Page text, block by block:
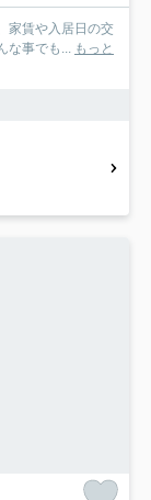
家賃や入居日の交
な事でも... もっと